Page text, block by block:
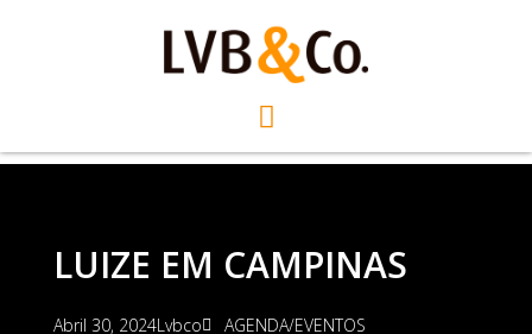
LUIZE EM CAMPINAS
Abril 30, 2024Lvbco AGENDA/EVENTOS